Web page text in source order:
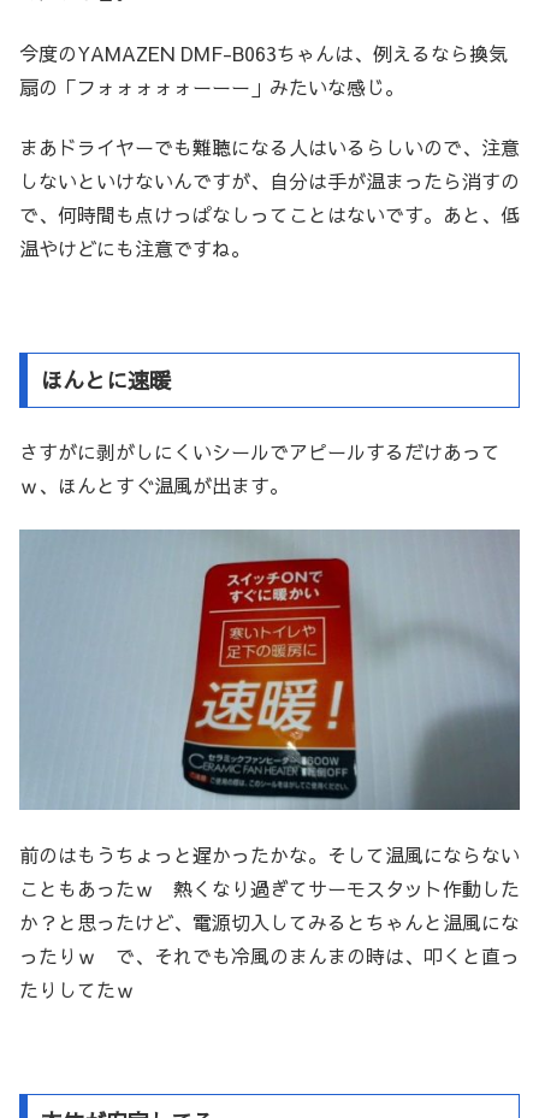
今度のYAMAZEN DMF-B063ちゃんは、例えるなら換気
扇の「フォォォォォーーー」みたいな感じ。
まあドライヤーでも難聴になる人はいるらしいので、注意
しないといけないんですが、自分は手が温まったら消すの
で、何時間も点けっぱなしってことはないです。あと、低
温やけどにも注意ですね。
ほんとに速暖
さすがに剥がしにくいシールでアピールするだけあって
ｗ、ほんとすぐ温風が出ます。
前のはもうちょっと遅かったかな。そして温風にならない
こともあったｗ 熱くなり過ぎてサーモスタット作動した
か？と思ったけど、電源切入してみるとちゃんと温風にな
ったりｗ で、それでも冷風のまんまの時は、叩くと直っ
たりしてたｗ